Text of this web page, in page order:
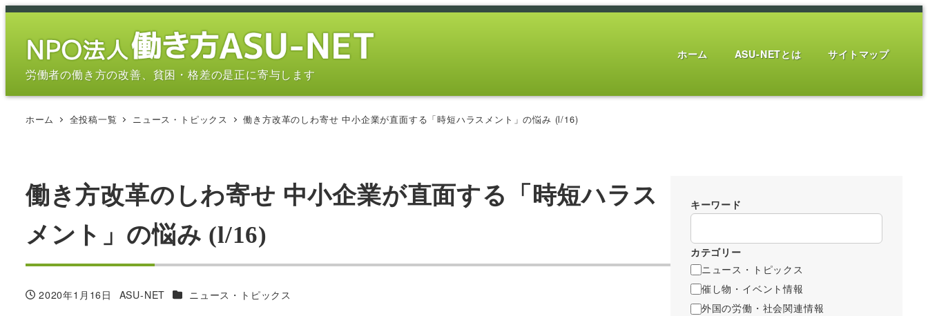
メ
労働者の働き方の改善、貧困・格差の是正に寄与します
ホーム ASU-NETとは サイトマップ
ホーム 全投稿一覧 ニュース・トピックス 働き方改革のしわ寄せ 中小企業が直面する「時短ハラスメント」の悩み (l/16)
働き方改革のしわ寄せ 中小企業が直面する「時短ハラス
メント」の悩み (l/16)
投稿日
2020年1月16日
著
ASU-NET カテゴリー
ニュース・トピックス
キーワード
カテゴリー
ニュース・トピックス
催し物・イベント情報
外国の労働・社会関連情報